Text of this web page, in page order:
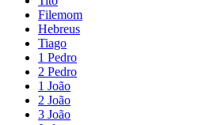
Filemom
Hebreus
Tiago
1 Pedro
2 Pedro
1 João
2 João
3 João